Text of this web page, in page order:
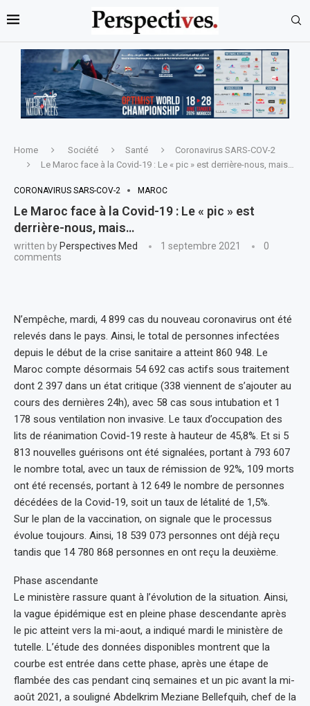
Home Société Santé
Coronavirus SARS-COV-2
Le Maroc face à la Covid-19 : Le « pic » est derrière-nous, mais…
CORONAVIRUS SARS-COV-2 MAROC
Le Maroc face à la Covid-19 : Le « pic » est
derrière-nous, mais…
written by Perspectives Med 1 septembre 2021
0
comments
N’empêche, mardi, 4 899 cas du nouveau coronavirus ont été
relevés dans le pays. Ainsi, le total de personnes infectées
depuis le début de la crise sanitaire a atteint 860 948. Le
Maroc compte désormais 54 692 cas actifs sous traitement
dont 2 397 dans un état critique (338 viennent de s’ajouter au
cours des dernières 24h), avec 58 cas sous intubation et 1
178 sous ventilation non invasive. Le taux d’occupation des
lits de réanimation Covid-19 reste à hauteur de 45,8%. Et si 5
813 nouvelles guérisons ont été signalées, portant à 793 607
le nombre total, avec un taux de rémission de 92%, 109 morts
ont été recensés, portant à 12 649 le nombre de personnes
décédées de la Covid-19, soit un taux de létalité de 1,5%.
Sur le plan de la vaccination, on signale que le processus
évolue toujours. Ainsi, 18 539 073 personnes ont déjà reçu
tandis que 14 780 868 personnes en ont reçu la deuxième.
Phase ascendante
Le ministère rassure quant à l’évolution de la situation. Ainsi,
la vague épidémique est en pleine phase descendante après
le pic atteint vers la mi-aout, a indiqué mardi le ministère de
tutelle. L’étude des données disponibles montrent que la
courbe est entrée dans cette phase, après une étape de
flambée des cas pendant cinq semaines et un pic avant la mi-
août 2021, a souligné Abdelkrim Meziane Bellefquih, chef de la